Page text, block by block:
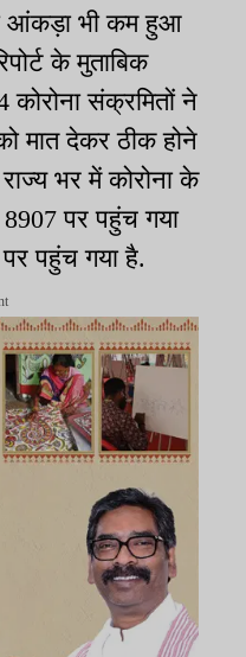
आंकड़ा भी कम हुआ
के मुताबिक
संक्रमितों ने
मात देकर ठीक होने
भर में कोरोना के
पर पहुंच गया
पहुंच गया है.